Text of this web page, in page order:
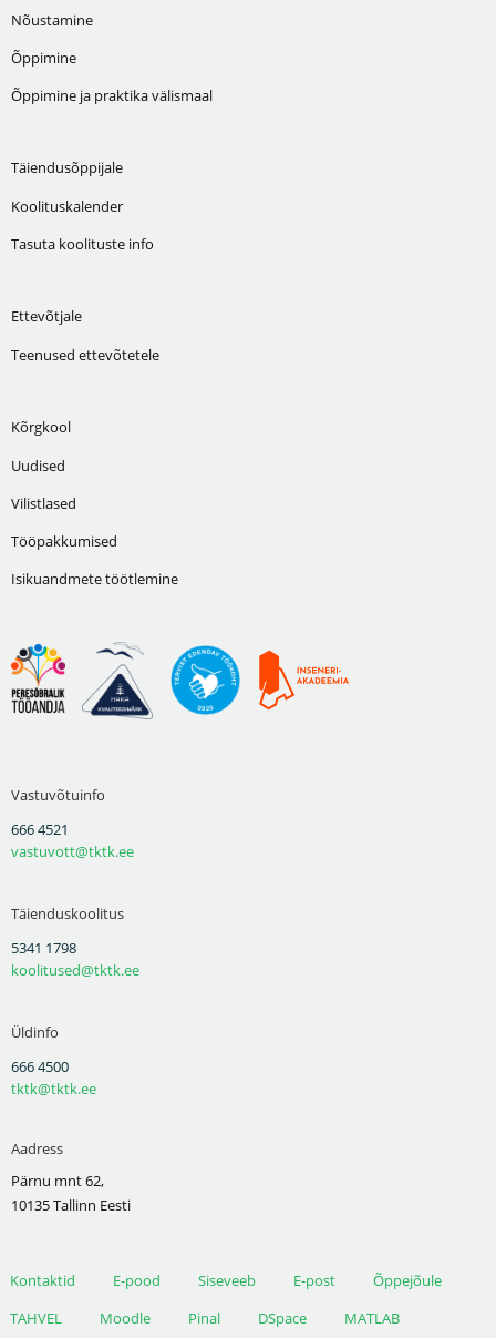
Nõustamine
Õppimine
Õppimine ja praktika välismaal
Täiendusõppijale
Koolituskalender
Tasuta koolituste info
Ettevõtjale
Teenused ettevõtetele
Kõrgkool
Uudised
Vilistlased
Tööpakkumised
Isikuandmete töötlemine
Vastuvõtuinfo
666 4521
vastuvott@tktk.ee
Täienduskoolitus
5341 1798
koolitused@tktk.ee
Üldinfo
666 4500
tktk@tktk.ee
Aadress
Pärnu mnt 62,
10135 Tallinn Eesti
Kontaktid E-pood Siseveeb E-post
Õppejõule
TAHVEL
Moodle Pinal DSpace MATLAB